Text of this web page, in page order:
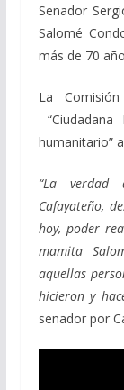
Senador
Salomé
más de 70
La
humanitario”
“La verdad
Cafayateño,
hoy, poder
mamita
aquellas
hicieron y
senador por